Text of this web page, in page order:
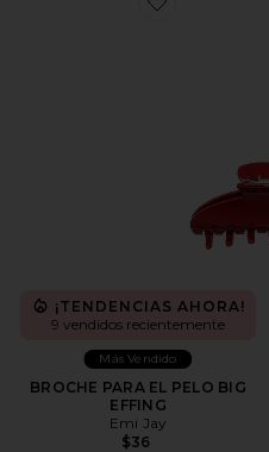
Favorite
¡TENDENCIAS AHORA!
9 vendidos recientemente
Más Vendido
BROCHE PARA EL PELO BIG
EFFING
Emi Jay
$36